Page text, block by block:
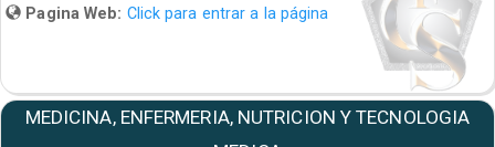
Pagina Web: Click para entrar a la página
MEDICINA, ENFERMERIA, NUTRICION Y TECNOLOGIA